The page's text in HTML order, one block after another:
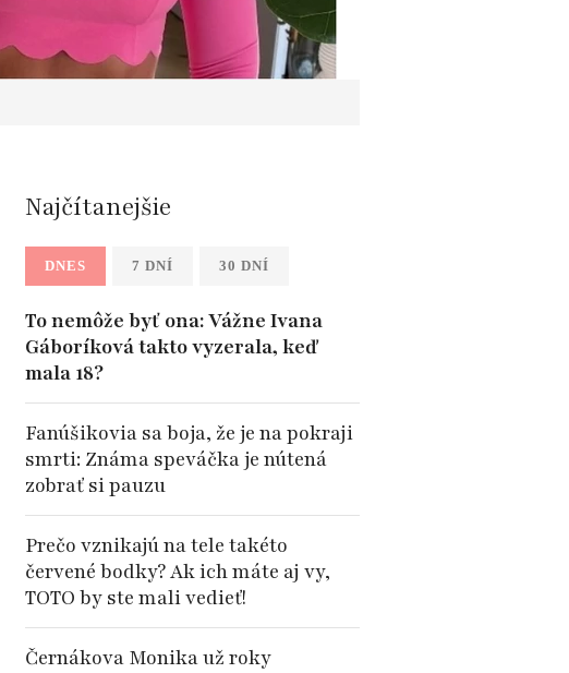
Najčítanejšie
DNES 7 DNÍ 30 DNÍ
To nemôže byť ona: Vážne Ivana
Gáboríková takto vyzerala, keď
mala 18?
Fanúšikovia sa boja, že je na pokraji
smrti: Známa speváčka je nútená
zobrať si pauzu
Prečo vznikajú na tele takéto
červené bodky? Ak ich máte aj vy,
TOTO by ste mali vedieť!
Černákova Monika už roky